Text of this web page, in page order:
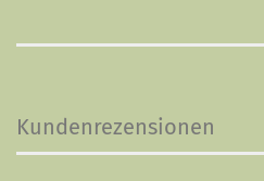
Kundenrezensionen